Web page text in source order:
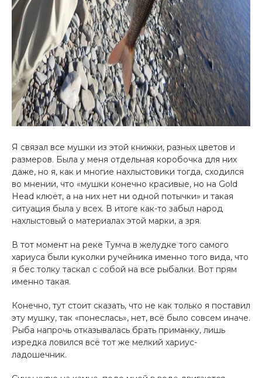
Я связал все мушки из этой книжки, разных цветов и
размеров. Была у меня отдельная коробочка для них
даже, но я, как и многие нахлыстовики тогда, сходился
во мнении, что «мушки конечно красивые, но на Gold
Head клюёт, а на них нет ни одной потычки» и такая
ситуация была у всех. В итоге как-то забыл народ
нахлыстовый о материалах этой марки, а зря.
В тот момент на реке Тумча в желудке того самого
хариуса были куколки ручейника именно того вида, что
я бес толку таскал с собой на все рыбалки. Вот прям
именно такая.
Конечно, тут стоит сказать, что не как только я поставил
эту мушку, так «понеслась», нет, всё было совсем иначе.
Рыба напрочь отказывалась брать приманку, лишь
изредка ловился всё тот же мелкий хариус-
ладошечник.